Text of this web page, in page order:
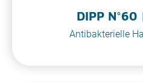
DIPP
Antibakterielle